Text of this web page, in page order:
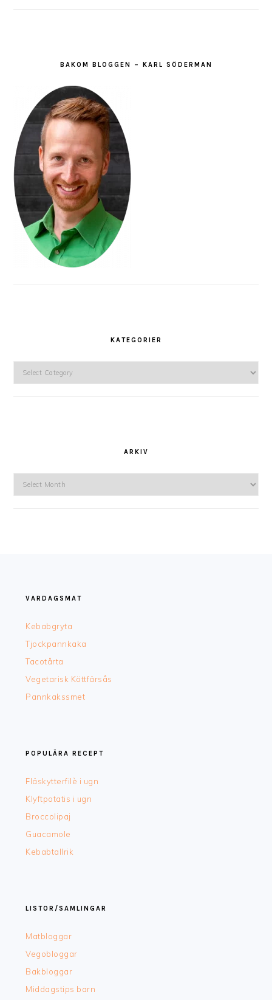
BAKOM BLOGGEN – KARL SÖDERMAN
KATEGORIER
ARKIV
VARDAGSMAT
Kebabgryta
Tjockpannkaka
Tacotårta
Vegetarisk Köttfärsås
Pannkakssmet
POPULÄRA RECEPT
Fläskytterfilè i ugn
Klyftpotatis i ugn
Broccolipaj
Guacamole
Kebabtallrik
LISTOR/SAMLINGAR
Matbloggar
Vegobloggar
Bakbloggar
Middagstips barn